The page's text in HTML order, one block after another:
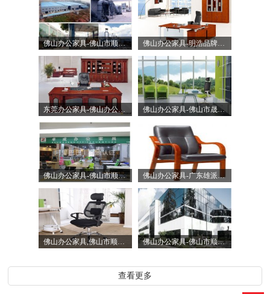
佛山办公家具-佛山市顺德区新中泰家具有限公司
东莞办公家具-佛山办公家具-东莞市森旺办公家具有限公司 佛山办公家具-佛山市晟兆家具制品厂
佛山办公家具-佛山市顺德区乐从镇卓成锦春家具店 佛山办公家具-广东雄派家具有限公司
佛山办公家具-佛山市顺德区迪梵家具有限公司
查看更多